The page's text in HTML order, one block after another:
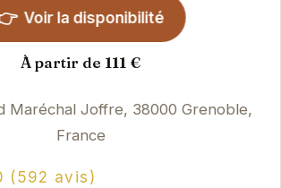
Voir la disponibilité
À partir de 111 €
Maréchal Joffre, 38000 Grenoble,
France
(592 avis)